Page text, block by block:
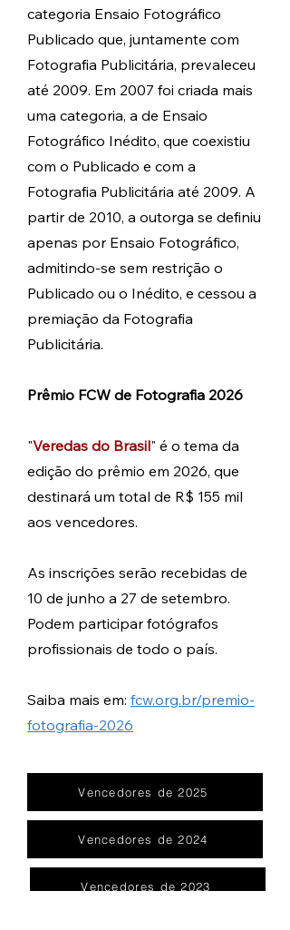
categoria Ensaio Fotográfico
Publicado que, juntamente com
Fotografia Publicitária, prevaleceu
até 2009. Em 2007 foi criada mais
uma categoria, a de Ensaio
Fotográfico Inédito, que coexistiu
com o Publicado e com a
Fotografia Publicitária até 2009. A
partir de 2010, a outorga se definiu
apenas por Ensaio Fotográfico,
admitindo-se sem restrição o
Publicado ou o Inédito, e cessou a
premiação da Fotografia
Publicitária.
Prêmio FCW de Fotografia 2026
"Veredas do Brasil" é o tema da
edição do prêmio em 2026, que
destinará um total de R$ 155 mil
aos vencedores.
As inscrições serão recebidas de
10 de junho a 27 de setembro.
Podem participar fotógrafos
profissionais de todo o país.
Saiba mais em: fcw.org.br/premio-
fotografia-2026
Vencedores de 2025
Vencedores de 2024
Vencedores de 2023